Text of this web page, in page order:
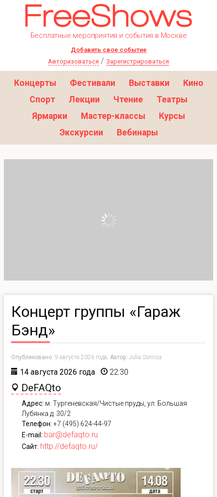
Бесплатные мероприятия и события в Москве
Добавить свое событие
Авторизоваться / Зарегистрироваться
Концерты Фестивали Выставки
Кино
Спорт
Лекции Чтение
Театры
Ярмарки
Мастер-классы
Курсы
Экскурсии
Вебинары
Концерт группы «Гараж
Бэнд»
Опубликовано: 9 августа 2026 года; Автор: Julia Sonrisa
14 августа 2026 года 22:30
DeFAQto
Адрес: м. Тургеневская/Чистые пруды, ул. Большая
Лубянка д. 30/2
Телефон: +7 (495) 624-44-97
E-mail: bar@defaqto.ru
Сайт: http://defaqto.ru/